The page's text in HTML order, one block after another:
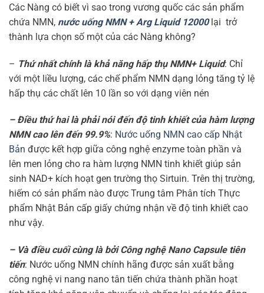
Các Nàng có biết vì sao trong vương quốc các sản phẩm
chứa NMN, nước uống NMN + Arg Liquid 12000lại trở
thành lựa chọn số một của các Nàng không?
– Thứ nhất chính là khả năng hấp thụ NMN+ Liquid: Chỉ
với một liều lượng, các chế phẩm NMN dạng lỏng tăng tỷ lệ
hấp thụ các chất lên 10 lần so với dạng viên nén
– Điều thứ hai là phải nói đến độ tinh khiết của hàm lượng
NMN cao lên đến 99.9%: Nước uống NMN cao cấp Nhật
Bản được kết hợp giữa công nghệ enzyme toàn phần và
lên men lỏng cho ra hàm lượng NMN tinh khiết giúp sản
sinh NAD+ kích hoạt gen trường thọ Sirtuin. Trên thị trường,
hiếm có sản phẩm nào được Trung tâm Phân tích Thực
phẩm Nhật Bản cấp giấy chứng nhận về độ tinh khiết cao
như vậy.
– Và điều cuối cùng là bởi Công nghệ Nano Capsule tiên
tiến: Nước uống NMN chính hãng được sản xuất bằng
công nghệ vi nang nano tân tiến chứa thành phần hoạt